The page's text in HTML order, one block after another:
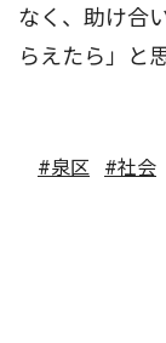
なく、助け合
らえたら」と
#泉区 #社会